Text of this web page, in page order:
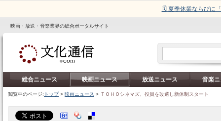
🗓️ 夏季休業ならびに
映画・放送・音楽業界の総合ポータルサイト
総合ニュース 映画ニュース 放送ニュース 音楽
閲覧中のページ: トップ> 映画ニュース > ＴＯＨＯシネマズ、役員を改選し新体制スタート